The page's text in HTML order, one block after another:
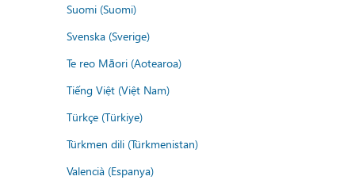
Suomi (Suomi)
Svenska (Sverige)
Te reo Māori (Aotearoa)
Tiếng Việt (Việt Nam)
Türkçe (Türkiye)
Türkmen dili (Türkmenistan)
Valencià (Espanya)